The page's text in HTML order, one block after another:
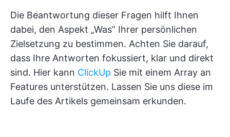
Die Beantwortung dieser Fragen hilft Ihnen
dabei, den Aspekt „Was” Ihrer persönlichen
Zielsetzung zu bestimmen. Achten Sie darauf,
dass Ihre Antworten fokussiert, klar und direkt
sind. Hier kann ClickUp Sie mit einem Array an
Features unterstützen. Lassen Sie uns diese im
Laufe des Artikels gemeinsam erkunden.